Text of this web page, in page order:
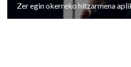
Zer egin okerreko hitzarmena